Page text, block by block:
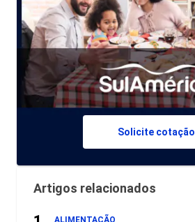
Solicite cotação
Artigos relacionados
ALIMENTAÇÃO